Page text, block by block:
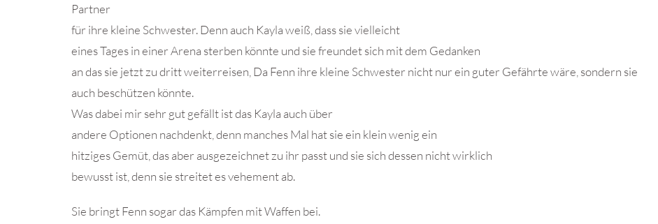
Partner
für ihre kleine Schwester. Denn auch Kayla weiß, dass sie vielleicht
eines Tages in einer Arena sterben könnte und sie freundet sich mit dem Gedanken
an das sie jetzt zu dritt weiterreisen, Da Fenn ihre kleine Schwester nicht nur ein guter Gefährte wäre, sondern sie
auch beschützen könnte.
Was dabei mir sehr gut gefällt ist das Kayla auch über
andere Optionen nachdenkt, denn manches Mal hat sie ein klein wenig ein
hitziges Gemüt, das aber ausgezeichnet zu ihr passt und sie sich dessen nicht wirklich
bewusst ist, denn sie streitet es vehement ab.
Sie bringt Fenn sogar das Kämpfen mit Waffen bei.